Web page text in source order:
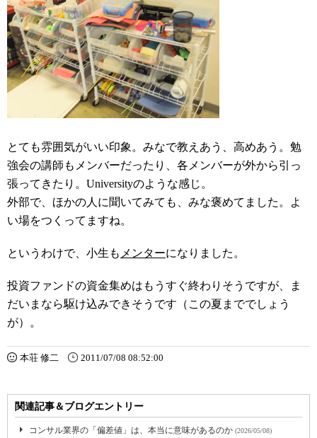
とても雰囲気がいい印象。みなで教えあう、高めあう。勉
強会の講師もメンバーだったり、各メンバーが外から引っ
張ってきたり。Universityのような感じ。
外部で、ほかの人に聞いてみても、みな褒めてました。よ
い場をつくってますね。
というわけで、小生も メンターになりました。
投資ファンドの資金集めはもうすぐ終わりそうですが、ま
だいまなら駆け込みできそうです（この夏まででしょう
が）。
本荘 修二 2011/07/08 08:52:00
関連記事＆ブログエントリー
コンサル業界の「偏差値」は、本当に意味があるのか (2026/05/08)